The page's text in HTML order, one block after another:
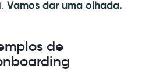
Vamos dar uma olhada.
de